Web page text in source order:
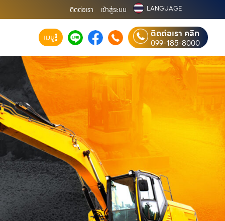
ติดต่อเรา เข้าสู่ระบบ LANGUAGE
เมนู ติดต่อเรา คลิก
099-185-8000